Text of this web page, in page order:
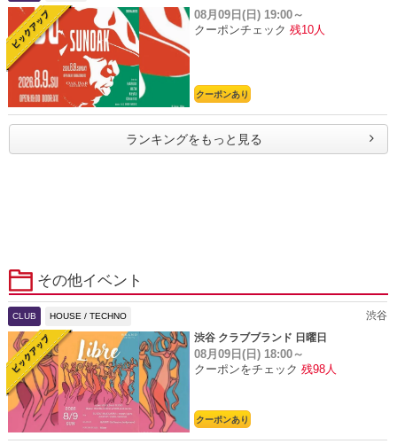
08月09日(日) 19:00～
クーポンチェック 残10人
クーポンあり
ランキングをもっと見る
その他イベント
CLUB HOUSE / TECHNO
渋谷
渋谷 クラブブランド 日曜日
08月09日(日) 18:00～
クーポンをチェック 残98人
クーポンあり